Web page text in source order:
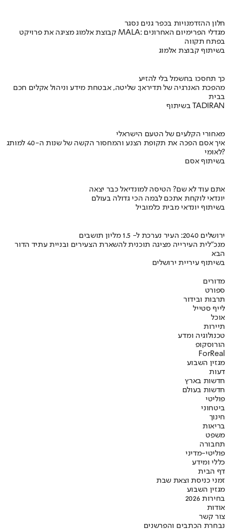
חלון ההזדמנויות בכפר גנים נסגר
קבוצת אלמוג מציגה את פרויקט MALA: מגדלי הפרימיום האחרונים
בפתח תקווה
בשיתוף קבוצת אלמוג
כך תחסכו בחשמל בלי להזיע
מהפכת האנרגיה של תדיראן: שליטה, אבטחת מידע וניהול אקלים חכם
בבית
בשיתוף TADIRAN
מאחורי הקלעים של הטעם הישראלי
איך אסם הפכה את תקופת הצנע והמחסור הקשה של שנות ה-40 למותג
לאומי?
בשיתוף אסם
אתם עוד לא שם? הטיסה למונדיאל כבר יצאה
יונדאי לוקחת אתכם לבמה הכי גדולה בעולם
בשיתוף יונדאי מבית כלמוביל
ירושלים 2040: העיר נערכת ל- 1.5 מליון תושבים
מנכ"לית העירייה מציגה תוכנית להשארת הצעירים ובניית עתיד הדור
הבא
בשיתוף עיריית ירושלים
מדורים
ספורט
תרבות ובידור
לייף סטייל
אוכל
תיירות
טכנולוגיה ומדע
הורוסקופ
ForReal
מגזין השבוע
דעות
חדשות בארץ
חדשות בעולם
פוליטי
ביטחוני
חינוך
בריאות
משפט
תחבורה
פוליטי-מדיני
כללי ומידע
דף הבית
זמני כניסת וצאת שבת
מגזין השבוע
בחירות 2026
אודות
צור קשר
נבחרת הכתבים והפרשנים